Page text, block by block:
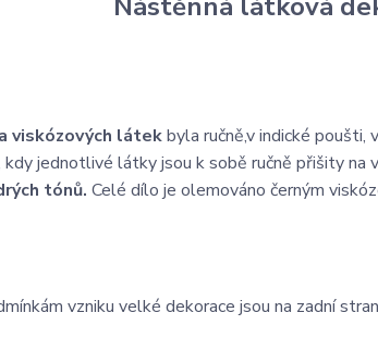
viskózových látekbyla ručně,v indické poušti,
kdy jednotlivé látky jsou k sobě ručně přišity
tónů. Celé dílo je olemováno černým
vzniku velké dekorace jsou na zadní